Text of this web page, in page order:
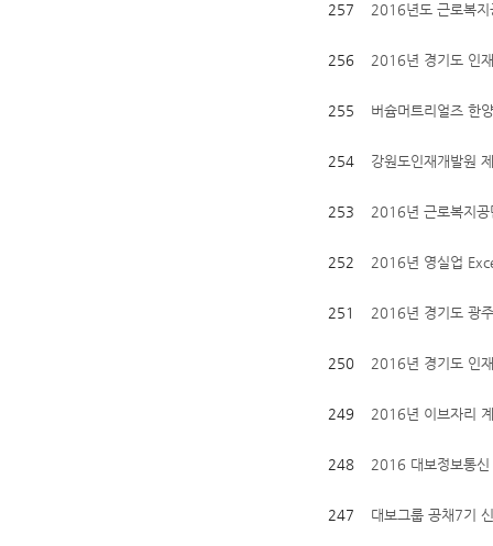
257 2016년도 근로복지
256 2016년 경기도 인
255 버슘머트리얼즈 한
254 강원도인재개발원
253 2016년 근로복지
252 2016년 영실업
251 2016년 경기도 광
250 2016년 경기도 인
249 2016년 이브자리
248 2016 대보정보통신
247 대보그룹 공채7기